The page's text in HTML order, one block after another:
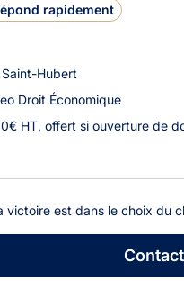
rapidement
Hubert
Droit Économique
HT, offert si ouverture de
victoire est dans le choix du